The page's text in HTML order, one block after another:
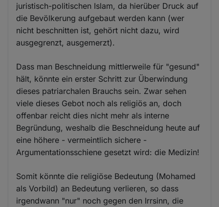
juristisch-politischen Islam, da hierüber Druck auf
die Bevölkerung aufgebaut werden kann (wer
nicht beschnitten ist, gehört nicht dazu, wird
ausgegrenzt, ausgemerzt).
Dass man Beschneidung mittlerweile für "gesund"
hält, könnte ein erster Schritt zur Überwindung
dieses patriarchalen Brauchs sein. Zwar sehen
viele dieses Gebot noch als religiös an, doch
offenbar reicht dies nicht mehr als interne
Begründung, weshalb die Beschneidung heute auf
eine höhere - vermeintlich sichere -
Argumentationsschiene gesetzt wird: die Medizin!
Somit könnte die religiöse Bedeutung (Mohamed
als Vorbild) an Bedeutung verlieren, so dass
irgendwann "nur" noch gegen den Irrsinn, die